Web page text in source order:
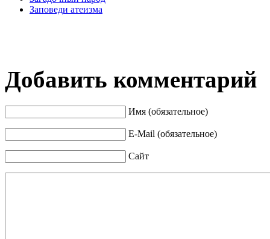
Заповеди атеизма
Добавить комментарий
Имя (обязательное)
E-Mail (обязательное)
Сайт